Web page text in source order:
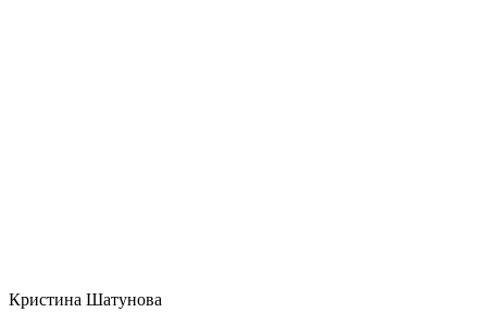
Кристина Шатунова